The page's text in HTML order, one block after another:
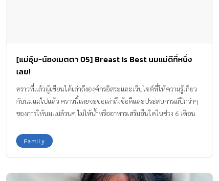
[แม่อุ้ม-น้องเมตตา 05] Breast is Best นมแม่ดีที่หนึ่ง
เลย!
คราวที่แล้วผู้เขียนได้เล่าถึงองค์กรอิสระและเว็บไซต์ที่ให้ความรู้เกี่ยว
กับนมแม่ไปแล้ว คราวนี้เลยจะขอเล่าถึงข้อดีและประสบการณ์ปีกว่าๆ
ของการให้นมแม่ล้วนๆ ไม่ให้น้ำหรืออาหารเสริมอื่นใดในช่วง 6 เดือน
Family